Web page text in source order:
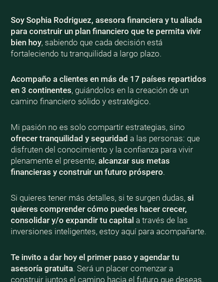
Soy Sophia Rodriguez, asesora financiera y tu aliada
para construir un plan financiero que te permita vivir
bien hoy, sabiendo que cada decisión está
fortaleciendo tu tranquilidad a largo plazo.
Acompaño a clientes en más de 17 países repartidos
en 3 continentes, guiándolos en la creación de un
camino financiero sólido y estratégico.
Mi pasión no es solo compartir estrategias, sino
ofrecer tranquilidad y seguridad a las personas: que
disfruten del conocimiento y la confianza para vivir
plenamente el presente, alcanzar sus metas
financieras y construir un futuro próspero.
Si quieres tener más detalles, si te surgen dudas, si
quieres comprender cómo puedes hacer crecer,
consolidar y/o expandir tu capitala través de las
inversiones inteligentes, estoy aquí para acompañarte.
Te invito a dar hoy el primer paso y agendar tu
asesoría gratuita. Será un placer comenzar a
construir juntos el camino hacia el futuro que deseas.